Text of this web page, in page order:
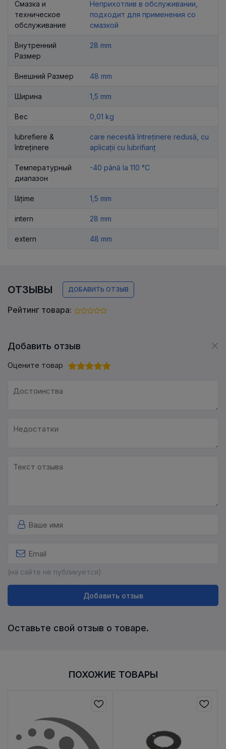
Смазка и
техническое
обслуживание
Неприхотлив в обслуживании,
подходит для применения со
смазкой
Внутренний
Размер
28 mm
Внешний Размер 48 mm
Ширина 1,5 mm
Вес 0,01 kg
lubrefiere &
întreținere
care necesită întreținere redusă, cu
aplicații cu lubrifianț
Температурный
диапазон
-40 până la 110 °C
lățime 1,5 mm
intern 28 mm
extern 48 mm
ОТЗЫВЫ ДОБАВИТЬ ОТЗЫВ
Рейтинг товара:
Добавить отзыв
Оцените товар
(на сайте не публикуется)
Добавить отзыв
Оставьте свой отзыв о товаре.
ПОХОЖИЕ ТОВАРЫ